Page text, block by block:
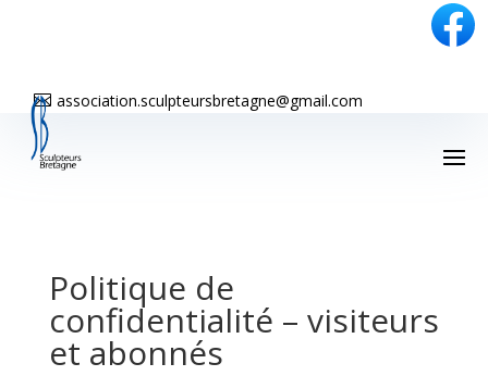
 association.sculpteursbretagne@gmail.com
Politique de
confidentialité – visiteurs
et abonnés